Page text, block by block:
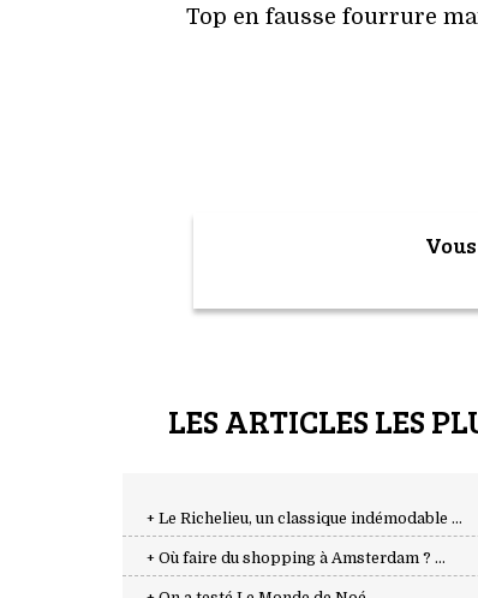
Top en fausse fourrure
LES ARTICLES LES
+ Le Richelieu, un classique indémodable ...
+ Où faire du shopping à Amsterdam ? ...